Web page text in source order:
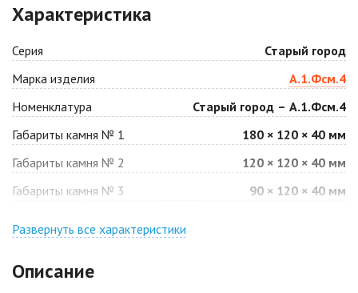
1 040 ₽/м2
Антрацит
1 040 ₽/м2
Арабская ночь
1 040 ₽/м2
Барселона
1 040 ₽/м 2
Белая
940 ₽/м2
1 040 ₽/м2
Характеристика
Серия
Старый город
Марка изделия
А.1.Фсм.4
Номенклатура
Старый город – А.1.Фсм.4
Габариты камня № 1
180 × 120 × 40 мм
Габариты камня № 2
120 × 120 × 40 мм
Габариты камня № 3
90 × 120 × 40 мм
Развернуть все характеристики
Описание